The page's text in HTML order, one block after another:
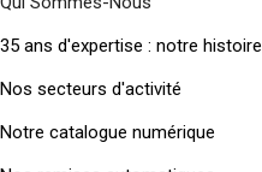
35 ans d'expertise : notre histoire
Nos secteurs d'activité
Notre catalogue numérique